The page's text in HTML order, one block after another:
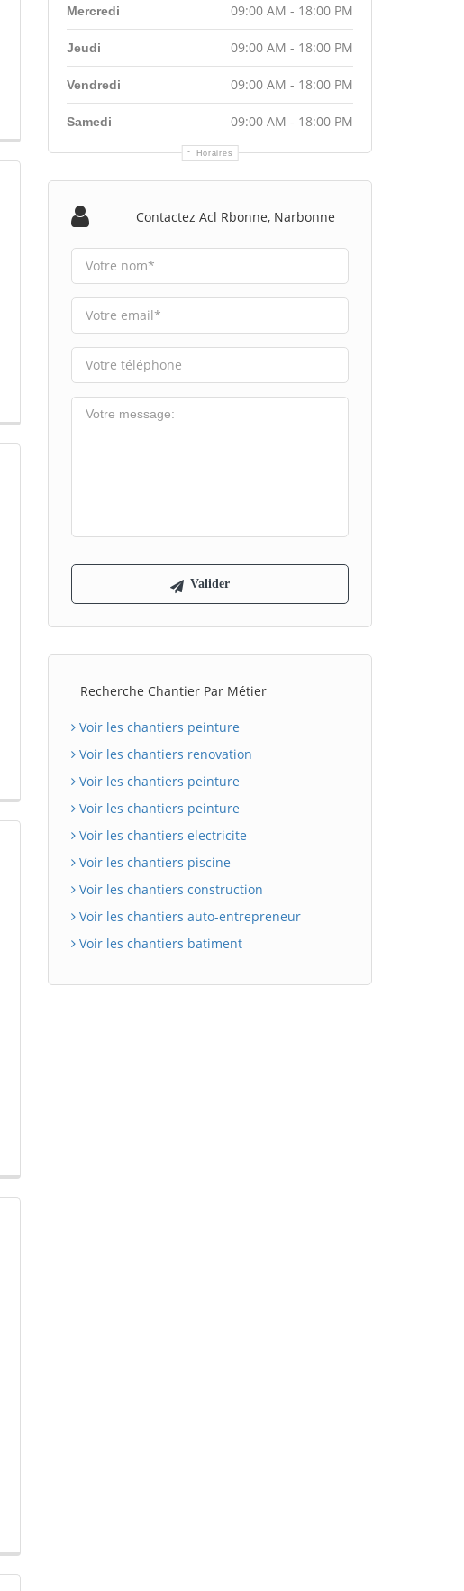
Horaires
Mercredi 09:00 AM - 18:00 PM
Jeudi 09:00 AM - 18:00 PM
Vendredi 09:00 AM - 18:00 PM
Samedi 09:00 AM - 18:00 PM
Contactez Acl Rbonne, Narbonne
Recherche Chantier Par Métier
Voir les chantiers peinture
Voir les chantiers renovation
Voir les chantiers peinture
Voir les chantiers peinture
Voir les chantiers electricite
Voir les chantiers piscine
Voir les chantiers construction
Voir les chantiers auto-entrepreneur
Voir les chantiers batiment